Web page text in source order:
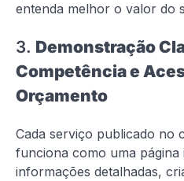
entenda melhor o valor do
3. Demonstração
Competência e
Orçamento
Cada serviço publicado no
funciona como uma página
informações detalhadas,